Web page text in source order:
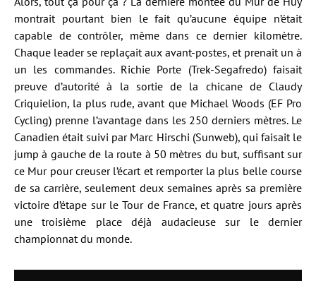
montrait pourtant bien le fait qu’aucune équipe n’était
capable de contrôler, même dans ce dernier kilomètre.
Chaque leader se replaçait aux avant-postes, et prenait un à
un les commandes. Richie Porte (Trek-Segafredo) faisait
preuve d’autorité à la sortie de la chicane de Claudy
Criquielion, la plus rude, avant que Michael Woods (EF Pro
Cycling) prenne l’avantage dans les 250 derniers mètres. Le
Canadien était suivi par Marc Hirschi (Sunweb), qui faisait le
jump à gauche de la route à 50 mètres du but, suffisant sur
ce Mur pour creuser l’écart et remporter la plus belle course
de sa carrière, seulement deux semaines après sa première
victoire d’étape sur le Tour de France, et quatre jours après
une troisième place déjà audacieuse sur le dernier
championnat du monde.